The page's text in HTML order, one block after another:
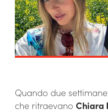
Quando due
che ritraevano Chiara